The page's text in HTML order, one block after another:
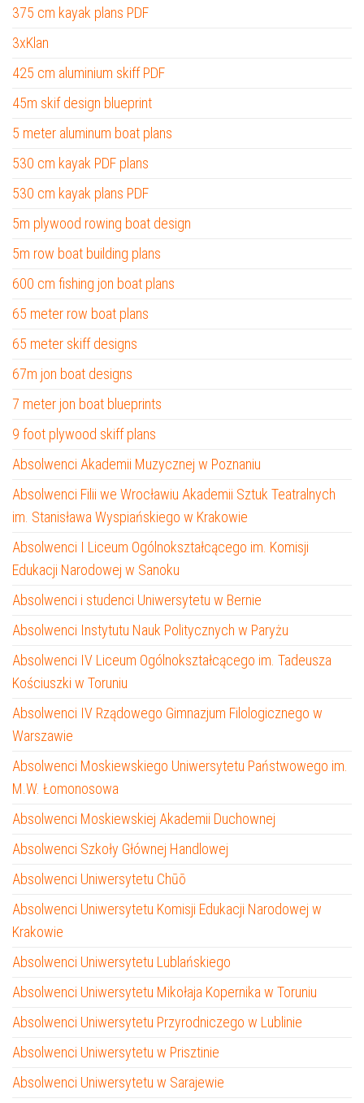
375 cm kayak plans PDF
3xKlan
425 cm aluminium skiff PDF
45m skif design blueprint
5 meter aluminum boat plans
530 cm kayak PDF plans
530 cm kayak plans PDF
5m plywood rowing boat design
5m row boat building plans
600 cm fishing jon boat plans
65 meter row boat plans
65 meter skiff designs
67m jon boat designs
7 meter jon boat blueprints
9 foot plywood skiff plans
Absolwenci Akademii Muzycznej w Poznaniu
Absolwenci Filii we Wrocławiu Akademii Sztuk Teatralnych
im. Stanisława Wyspiańskiego w Krakowie
Absolwenci I Liceum Ogólnokształcącego im. Komisji
Edukacji Narodowej w Sanoku
Absolwenci i studenci Uniwersytetu w Bernie
Absolwenci Instytutu Nauk Politycznych w Paryżu
Absolwenci IV Liceum Ogólnokształcącego im. Tadeusza
Kościuszki w Toruniu
Absolwenci IV Rządowego Gimnazjum Filologicznego w
Warszawie
Absolwenci Moskiewskiego Uniwersytetu Państwowego im.
M.W. Łomonosowa
Absolwenci Moskiewskiej Akademii Duchownej
Absolwenci Szkoły Głównej Handlowej
Absolwenci Uniwersytetu Chūō
Absolwenci Uniwersytetu Komisji Edukacji Narodowej w
Krakowie
Absolwenci Uniwersytetu Lublańskiego
Absolwenci Uniwersytetu Mikołaja Kopernika w Toruniu
Absolwenci Uniwersytetu Przyrodniczego w Lublinie
Absolwenci Uniwersytetu w Prisztinie
Absolwenci Uniwersytetu w Sarajewie